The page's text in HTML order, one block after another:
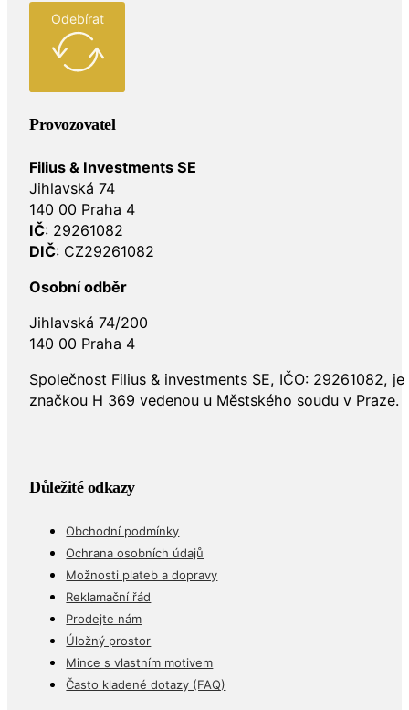
Odebírat
Provozovatel
Filius & Investments SE
Jihlavská 74
140 00 Praha 4
IČ: 29261082
DIČ: CZ29261082
Osobní odběr
Jihlavská 74/200
140 00 Praha 4
Společnost Filius & investments SE, IČO: 29261082,
značkou H 369 vedenou u Městského soudu v Praze.
Důležité odkazy
Obchodní podmínky
Ochrana osobních údajů
Možnosti plateb a dopravy
Reklamační řád
Prodejte nám
Úložný prostor
Mince s vlastním motivem
Často kladené dotazy (FAQ)